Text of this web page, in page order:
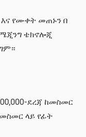
እና የሙቀት መጠኑን በ
ቴክኖሎጂ
ደረጃ ከመስመር
ላይ የፊት